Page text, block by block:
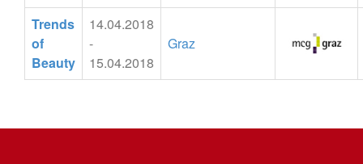
Trends
of
Beauty
14.04.2018
-
15.04.2018
Graz